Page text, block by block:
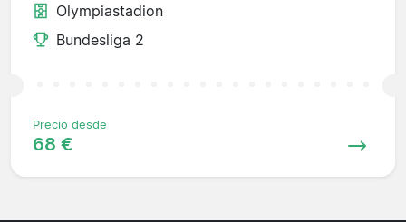
Olympiastadion
Bundesliga 2
Precio desde
68 €